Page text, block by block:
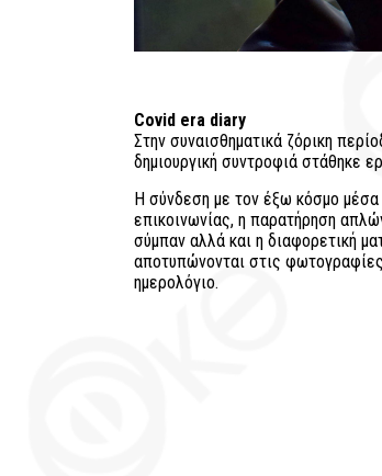
Covid era diary
Στην συναισθηματικά ζόρικη
δημιουργική συντροφιά στάθηκε
Η σύνδεση με τον έξω κόσμο
επικοινωνίας, η παρατήρηση
σύμπαν αλλά και η διαφορετική
αποτυπώνονται στις
ημερολόγιο.